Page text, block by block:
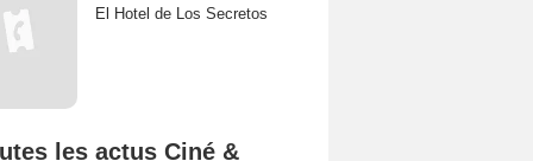
El Hotel de Los Secretos
les actus Ciné &